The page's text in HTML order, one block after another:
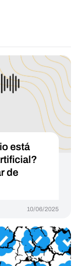
está
de
10/06/2025